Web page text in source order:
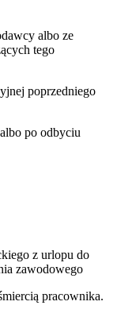
albo ze
tego
poprzedniego
po odbyciu
z urlopu do
zawodowego
pracownika.